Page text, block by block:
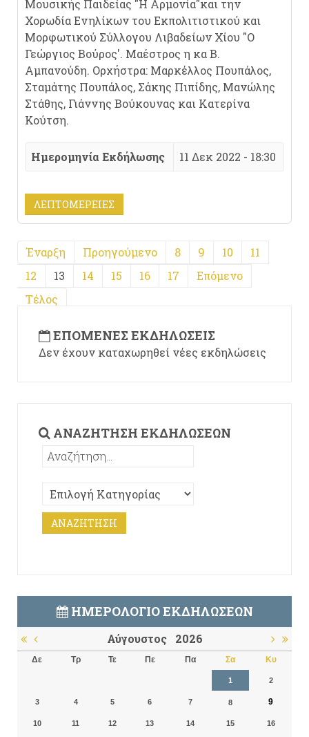
Μουσικής Παιδείας "Η Αρμονία"και την
Χορωδία Ενηλίκων του Εκπολιτιστικού και
Μορφωτικού Σύλλογου Λιβαδείων Χίου "Ο
Γεώργιος Βούρος'. Μαέστρος η κα Β.
Αμπανούδη. Ορχήστρα: Μαρκέλλος Πουπάλος,
Σταμάτης Πουπάλος, Σάκης Πιπίδης, Μανώλης
Στάθης, Γιάννης Βούκουνας και Κατερίνα
Κούτση.
Ημερομηνία Εκδήλωσης 11 Δεκ 2022 - 18:30
ΛΕΠΤΟΜΈΡΕΙΕΣ
Έναρξη Προηγούμενο 8 9 10
11
12
13 14 15 16 17
Επόμενο
Τέλος
ΕΠΌΜΕΝΕΣ ΕΚΔΗΛΏΣΕΙΣ
Δεν έχουν καταχωρηθεί νέες εκδηλώσεις
ΑΝΑΖΉΤΗΣΗ ΕΚΔΗΛΏΣΕΩΝ
ΗΜΕΡΟΛΌΓΙΟ ΕΚΔΗΛΏΣΕΩΝ
Αύγουστος 2026
Δε Τρ Τε Πε Πα Σα Κυ
1 2
3 4 5 6 7 8 9
10 11 12 13 14 15 16